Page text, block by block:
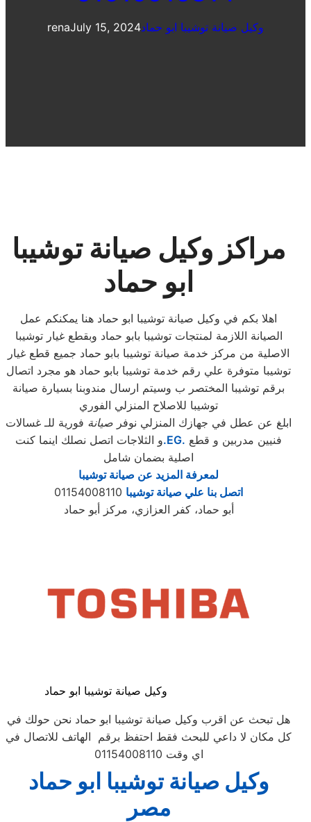
renaJuly 15, 2024وكيل صيانة توشيبا ابو حماد
مراكز وكيل صيانة توشيبا
ابو حماد
اهلا بكم في وكيل صيانة توشيبا ابو حماد هنا يمكنكم عمل
الصيانة اللازمة لمنتجات توشيبا بابو حماد وبقطع غيار توشيبا
الاصلية من مركز خدمة صيانة توشيبا بابو حماد جميع قطع غيار
توشيبا متوفرة علي رقم خدمة توشيبا بابو حماد هو مجرد اتصال
برقم توشيبا المختصر ب وسيتم ارسال مندوبنا بسيارة صيانة
توشيبا للاصلاح المنزلي الفوري
ابلغ عن عطل في جهازك المنزلي نوفر صيانة فورية للـ غسالات
و الثلاجات اتصل نصلك اينما كنت.EG.
اصلية بضمان شامل
لمعرفة المزيد عن صيانة توشيبا
اتصل بنا علي صيانة توشيبا
أبو حماد، كفر العزازي، مركز أبو حماد
وكيل صيانة توشيبا ابو حماد
هل تبحث عن اقرب وكيل صيانة توشيبا ابو حماد نحن حولك في
كل مكان لا داعي للبحث فقط احتفظ برقم الهاتف للاتصال في
اي وقت 01154008110
وكيل صيانة توشيبا ابو حماد
مصر